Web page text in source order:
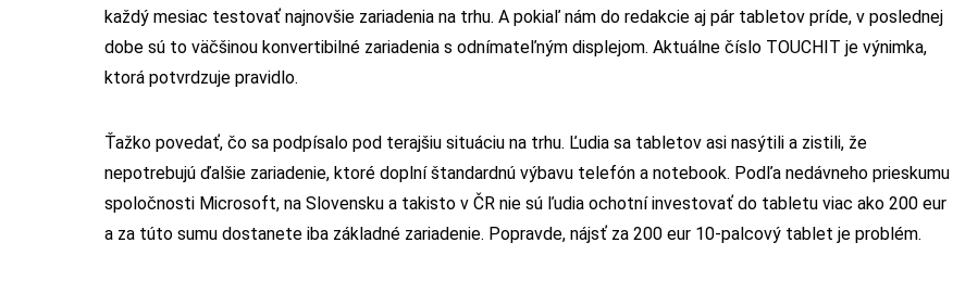
každý mesiac testovať najnovšie zariadenia na trhu. A pokiaľ nám do redakcie aj pár tabletov príde, v poslednej
dobe sú to väčšinou konvertibilné zariadenia s odnímateľným displejom. Aktuálne číslo TOUCHIT je výnimka,
ktorá potvrdzuje pravidlo.
Ťažko povedať, čo sa podpísalo pod terajšiu situáciu na trhu. Ľudia sa tabletov asi nasýtili a zistili, že
nepotrebujú ďalšie zariadenie, ktoré doplní štandardnú výbavu telefón a notebook. Podľa nedávneho prieskumu
spoločnosti Microsoft, na Slovensku a takisto v ČR nie sú ľudia ochotní investovať do tabletu viac ako 200 eur
a za túto sumu dostanete iba základné zariadenie. Popravde, nájsť za 200 eur 10-palcový tablet je problém.